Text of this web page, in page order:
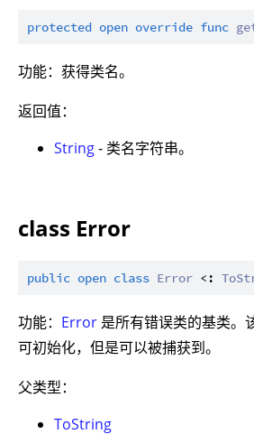
protected open override func
功能：获得类名。
返回值：
String- 类名字符串。
class Error
public open class Error <:
功能： Error 是所有错误类的基类。
可初始化，但是可以被捕获到。
父类型：
ToString